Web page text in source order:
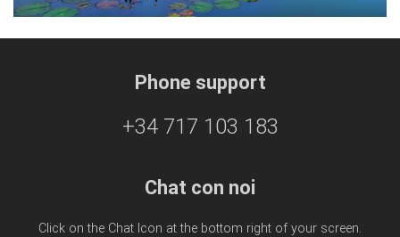
Phone support
+34 717 103 183
Chat con noi
Click on the Chat Icon at the bottom right of your screen.